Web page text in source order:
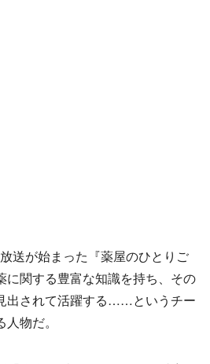
送が始まった『薬屋のひとりご
に関する豊富な知識を持ち、その
出されて活躍する……というチー
物だ。